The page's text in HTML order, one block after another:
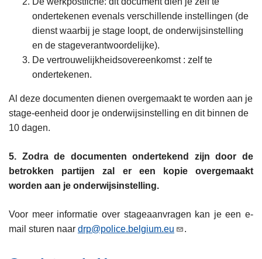
ondertekenen evenals verschillende instellingen (de
dienst waarbij je stage loopt, de onderwijsinstelling
en de stageverantwoordelijke).
De vertrouwelijkheidsovereenkomst : zelf te
ondertekenen.
Al deze documenten dienen overgemaakt te worden aan je
stage-eenheid door je onderwijsinstelling en dit binnen de
10 dagen.
5. Zodra de documenten ondertekend zijn door de
betrokken partijen zal er een kopie overgemaakt
worden aan je onderwijsinstelling.
Voor meer informatie over stageaanvragen kan je een e-
mail sturen naar drp@police.belgium.eu .